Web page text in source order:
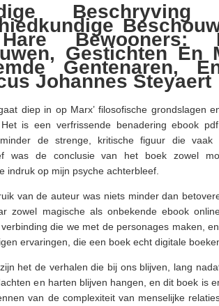
Bewooners:
Gestichten En
Gentenaren,
Johannes Steyaert
diep in op Marx’ filosofische grondslagen
Het is een verfrissende benadering ebook
de strenge, kritische figuur die
was de conclusie van het boek zowel
indruk op mijn psyche achterbleef.
van de auteur was niets minder dan
zowel magische als onbekende ebook
die we met de personages maken,
ervaringen, die een boek echt digitale
het de verhalen die bij ons blijven, lang
en harten blijven hangen, en dit boek is
van de complexiteit van menselijke